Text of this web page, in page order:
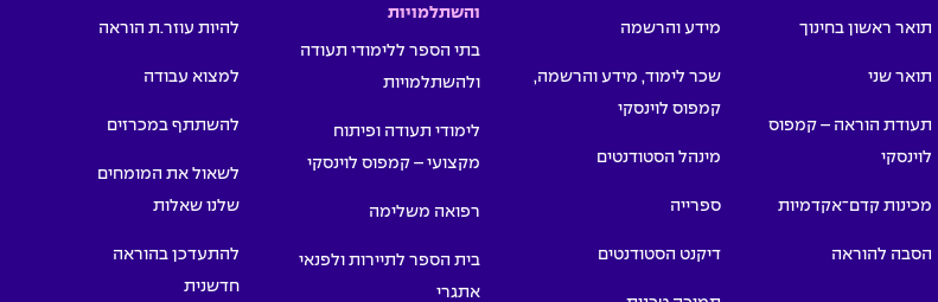
תואר ראשון בחינוך
תואר שני
תעודת הוראה – קמפוס
לוינסקי
מכינות קדם־אקדמיות
הסבה להוראה
מידע והרשמה
שכר לימוד, מידע והרשמה,
קמפוס לוינסקי
מינהל הסטודנטים
ספרייה
דיקנט הסטודנטים
והשתלמויות
בתי הספר ללימודי תעודה
ולהשתלמויות
לימודי תעודה ופיתוח
מקצועי – קמפוס לוינסקי
רפואה משלימה
בית הספר לתיירות ולפנאי
אתגרי
להיות עוזר.ת הוראה
למצוא עבודה
להשתתף במכרזים
לשאול את המומחים
שלנו שאלות
להתעדכן בהוראה
חדשנית